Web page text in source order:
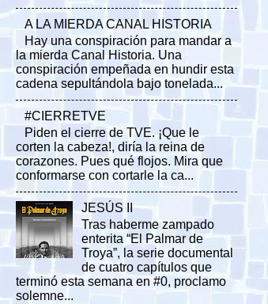
A LA MIERDA CANAL HISTORIA
Hay una conspiración para mandar a
la mierda Canal Historia. Una
conspiración empeñada en hundir esta
cadena sepultándola bajo tonelada...
#CIERRETVE
Piden el cierre de TVE. ¡Que le
corten la cabeza!, diría la reina de
corazones. Pues qué flojos. Mira que
conformarse con cortarle la ca...
JESÚS II
Tras haberme zampado
enterita “El Palmar de
Troya”, la serie documental
de cuatro capítulos que
terminó esta semana en #0, proclamo
solemne...